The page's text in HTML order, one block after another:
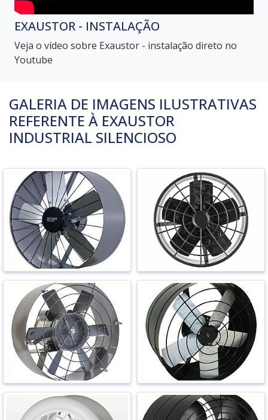
EXAUSTOR - INSTALAÇÃO
Veja o vídeo sobre Exaustor - instalação direto no
Youtube
GALERIA DE IMAGENS ILUSTRATIVAS
REFERENTE À EXAUSTOR
INDUSTRIAL SILENCIOSO